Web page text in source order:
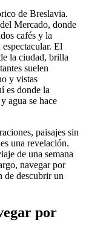
de Breslavia.
Mercado, donde
cafés y la
El
la ciudad, brilla
suelen
y vistas
es donde la
agua se hace
paisajes sin
una revelación.
de una semana
navegar por
de descubrir un
por